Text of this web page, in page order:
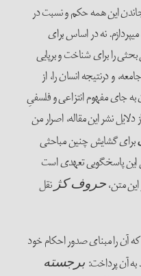
این همه حکم و نسبت در
نه در اساس برای
را برای شناخت و برپایی
و درنتیجه انسان را، از
جای مفهوم انتزاعی و فلسفیِ
نشر این مقاله، اصرار من
برای گشایش چنین مباحثی
این پاسخ­گویی تعهدی است
این متن،حروف کژ نقل
که آن را مبنای صدور احکام خود
به آن پرداخت:برجسته